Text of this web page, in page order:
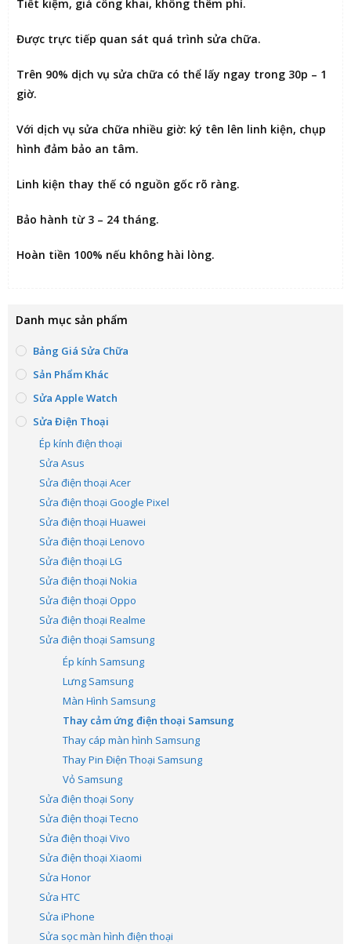
Tiết kiệm, giá công khai, không thêm phí.
Được trực tiếp quan sát quá trình sửa chữa.
Trên 90% dịch vụ sửa chữa có thể lấy ngay trong 30p – 1
giờ.
Với dịch vụ sửa chữa nhiều giờ: ký tên lên linh kiện, chụp
hình đảm bảo an tâm.
Linh kiện thay thế có nguồn gốc rõ ràng.
Bảo hành từ 3 – 24 tháng.
Hoàn tiền 100% nếu không hài lòng.
Danh mục sản phẩm
Bảng Giá Sửa Chữa
Sản Phẩm Khác
Sửa Apple Watch
Sửa Điện Thoại
Ép kính điện thoại
Sửa Asus
Sửa điện thoại Acer
Sửa điện thoại Google Pixel
Sửa điện thoại Huawei
Sửa điện thoại Lenovo
Sửa điện thoại LG
Sửa điện thoại Nokia
Sửa điện thoại Oppo
Sửa điện thoại Realme
Sửa điện thoại Samsung
Ép kính Samsung
Lưng Samsung
Màn Hình Samsung
Thay cảm ứng điện thoại Samsung
Thay cáp màn hình Samsung
Thay Pin Điện Thoại Samsung
Vỏ Samsung
Sửa điện thoại Sony
Sửa điện thoại Tecno
Sửa điện thoại Vivo
Sửa điện thoại Xiaomi
Sửa Honor
Sửa HTC
Sửa iPhone
Sửa sọc màn hình điện thoại